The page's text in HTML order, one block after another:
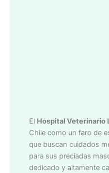
El Hospital Veterinario
Chile como un faro de
que buscan cuidados
para sus preciadas
dedicado y altamente